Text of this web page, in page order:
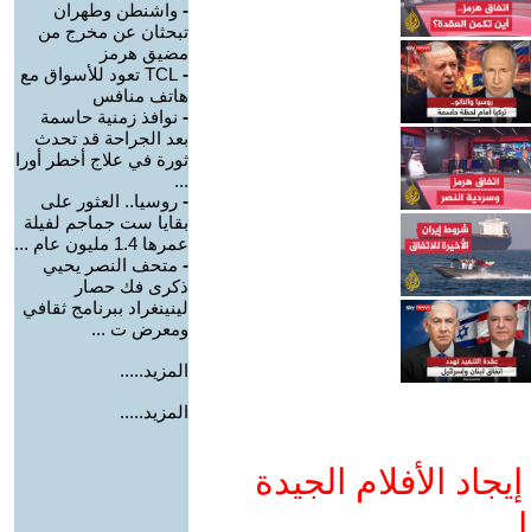
الأفلام الجيدة
- واشنطن وطهران
تبحثان عن مخرج من
مضيق هرمز
-
TCL تعود للأسواق مع
هاتف منافس
- نوافذ زمنية حاسمة
بعد الجراحة قد تحدث
ثورة في علاج أخطر أورا
...
- روسيا.. العثور على
بقايا ست جماجم لفيلة
عمرها 1.4 مليون عام ...
- متحف النصر يحيي
ذكرى فك حصار
لينينغراد ببرنامج ثقافي
ومعرض ت ...
المزيد.....
المزيد.....